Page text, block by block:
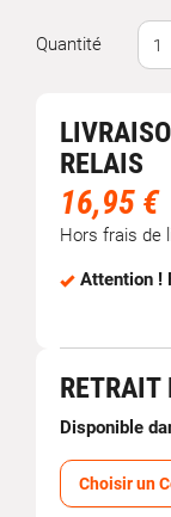
Quantité
RELAIS
16,95 €
Hors frais de
Attention !
Disponible
Choisir un